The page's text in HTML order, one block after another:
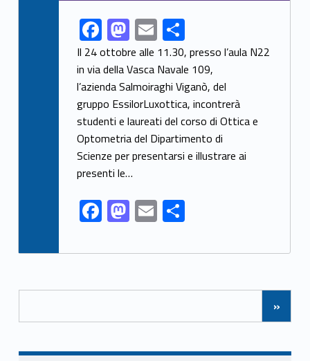
Link identifier share facebook archive #share-link-archive-35442F
ac
e
b
o
o
k
M
as
to
d
o
n
E
m
ai
l
S
h
ar
e
Il 24 ottobre alle 11.30, presso l’aula N22
in via della Vasca Navale 109,
l’azienda Salmoiraghi Viganò, del
gruppo EssilorLuxottica, incontrerà
studenti e laureati del corso di Ottica e
Optometria del Dipartimento di
Scienze per presentarsi e illustrare ai
presenti le…
F
ac
e
o
o
k
M
as
to
o
n
E
m
ai
S
h
ar
Posts Navigation
»